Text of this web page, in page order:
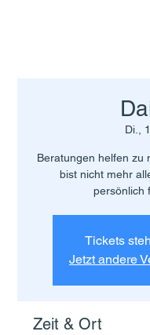
Di.,
Beratungen helfen zu
bist nicht mehr
persönlich
Tickets
Jetzt andere
Zeit & Ort